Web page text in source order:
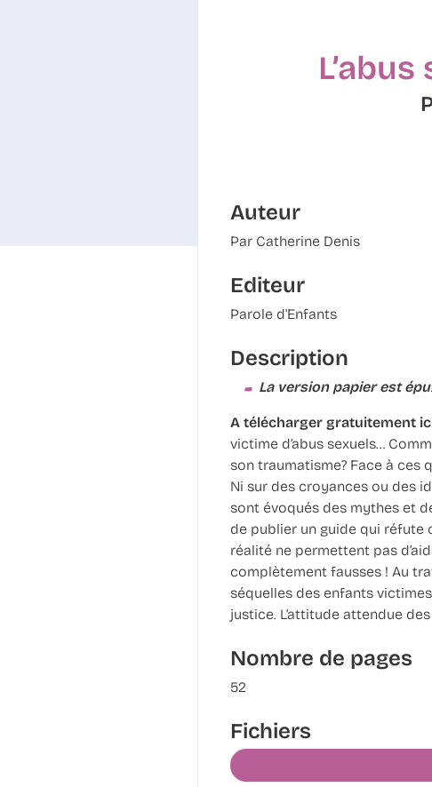
Auteur
Par Catherine Denis
Editeur
Parole d'Enfants
Description
La version papier est
A télécharger gratuitement
victime d’abus sexuels…
son traumatisme? Face à ces
Ni sur des croyances ou des
sont évoqués des mythes et
de publier un guide qui réfute
réalité ne permettent pas
complètement fausses ! Au
séquelles des enfants
justice. L’attitude attendue
Nombre de pages
52
Fichiers